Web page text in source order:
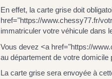
En effet, la carte grise doit
href="https://www.chessy77.fr/
immatriculer votre véhicule dans
Vous devez <a href="https://
au département de votre domicile
La carte grise sera envoyée à